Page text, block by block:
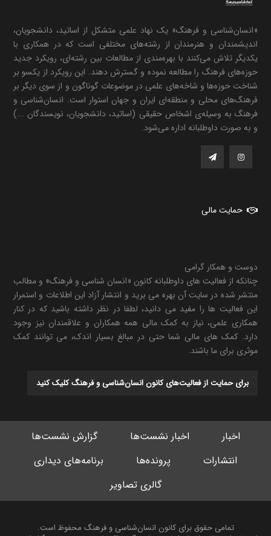
«انسان‌شناسی و فرهنگ» یک نهاد علمی متشکل از اساتید، دانشجویان،
اندیشمندان و هنرمندان از رشته‌های مختلفی است که در همکاری با
یکدیگر تلاش می‌کنند با بهره‌مندی از مطالعات بین رشته‌ای، رویکرد جدید
حوزه‌های فرهنگ را مطالعه نموده و گسترش دهند. این رویکرد از یکسو بر
شناخت حوزه‌ها و شاخه‌های علمی در موضوعات گوناگون و از سوی دیگر بر
فرهنگ‌های محلی و منطقه‌ای ایران و جهان استوار است. انسان‌شناسی و
فرهنگ به وسیله‌ی اشخاص حقیقی (اساتید، دانشجویان، نویسندگان ...)
و به صورت داوطلبانه اداره می‌شود.
حمایت مالی
دوست و همکار گرامی
چنانکه از فعالیت های داوطلبانه کانون «انسان شناسی و فرهنگ» و مطالب
منتشر شده در سایت آن بهره می برید و انتشار آزاد این اطلاعات و استمرار
این فعالیت ها را مفید می دانید، لطفا در نظر داشته باشید که در کنار
همکاری علمی، نیاز به کمک مالی همه همکاران و علاقمندان نیز وجود
دارد. کمک های مالی شما حتی در مبالغ بسیار اندک، می توانند کمک
موثری برای ما باشند.
برای حمایت از فعالیت‌های کانون انسان‌شناسی و فرهنگ کلیک کنید
اخبار اخبار نشست‌ها
گزارش نشست‌ها
انتشارات
پرونده‌ها
برنامه‌های دیداری
گالری تصاویر
تمامی حقوق برای کانون انسان‌شناسی و فرهنگ محفوظ است.